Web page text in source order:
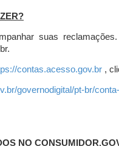
suas
contas.acesso.gov.br ,
governodigital/pt-br/
NO